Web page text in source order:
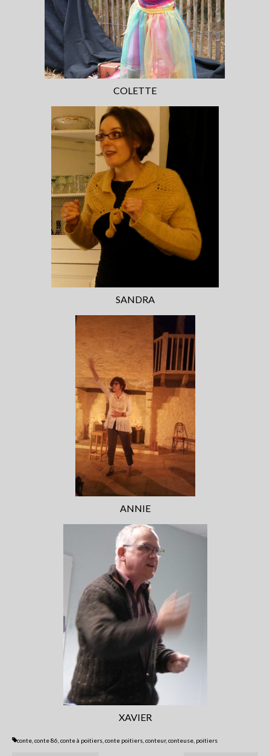
COLETTE
SANDRA
ANNIE
XAVIER
conte conte 86 conte à poitiers conte poitiers conteur, conteuse poitiers